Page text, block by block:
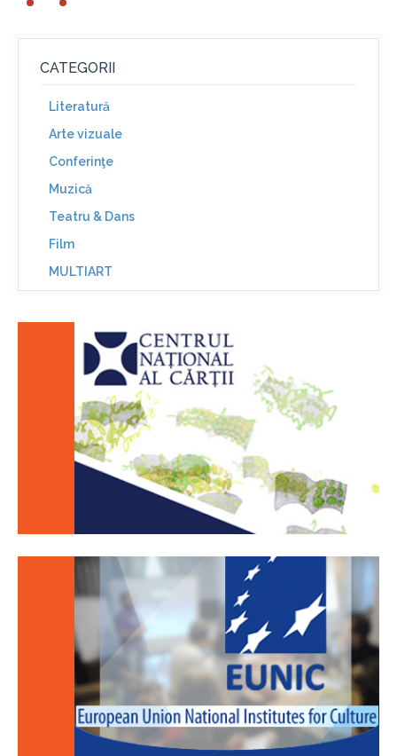
CATEGORII
Literatură
Arte vizuale
Conferinţe
Muzică
Teatru & Dans
Film
MULTIART